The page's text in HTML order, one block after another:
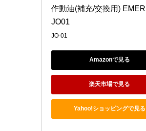
作動油(補充/交換用)
JO01
JO-01
Amazonで見る
楽天市場で見る
Yahoo!ショッピングで見る